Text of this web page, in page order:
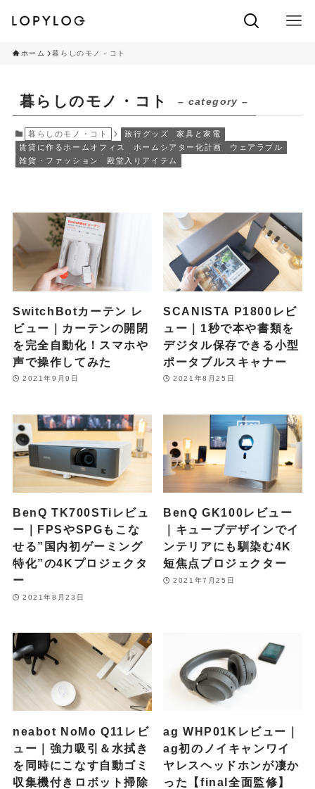
ホーム 暮らしのモノ・コト
暮らしのモノ・コト – category –
暮らしのモノ・コト 旅行グッズ
家具と家電
賃貸に作るホームオフィス
ホームシアター化計画
ウェアラブル
雑貨・ファッション
殿堂入りアイテム
SwitchBotカーテン レ
ビュー｜カーテンの開閉
を完全自動化！スマホや
声で操作してみた
2021年9月9日
SCANISTA P1800レビ
ュー｜1秒で本や書類を
デジタル保存できる小型
ポータブルスキャナー
2021年8月25日
BenQ TK700STiレビュ
ー｜FPSやSPGもこな
せる”国内初ゲーミング
特化”の4Kプロジェクタ
ー
2021年8月23日
BenQ GK100レビュー
｜キューブデザインでイ
ンテリアにも馴染む4K
短焦点プロジェクター
2021年7月25日
neabot NoMo Q11レビ
ュー｜強力吸引＆水拭き
を同時にこなす自動ゴミ
収集機付きロボット掃除
ag WHP01Kレビュー｜
ag初のノイキャンワイ
ヤレスヘッドホンが凄か
った【final全面監修】